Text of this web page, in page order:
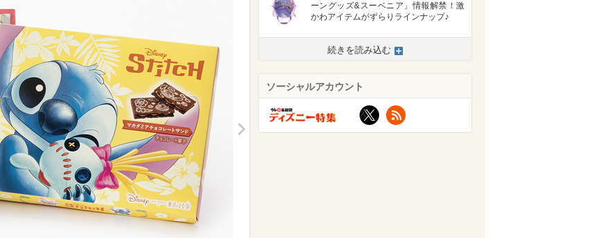
ーングッズ&スーベニア」情報解禁！激
かわアイテムがずらりラインナップ♪
続きを読み込む
ソーシャルアカウント
X